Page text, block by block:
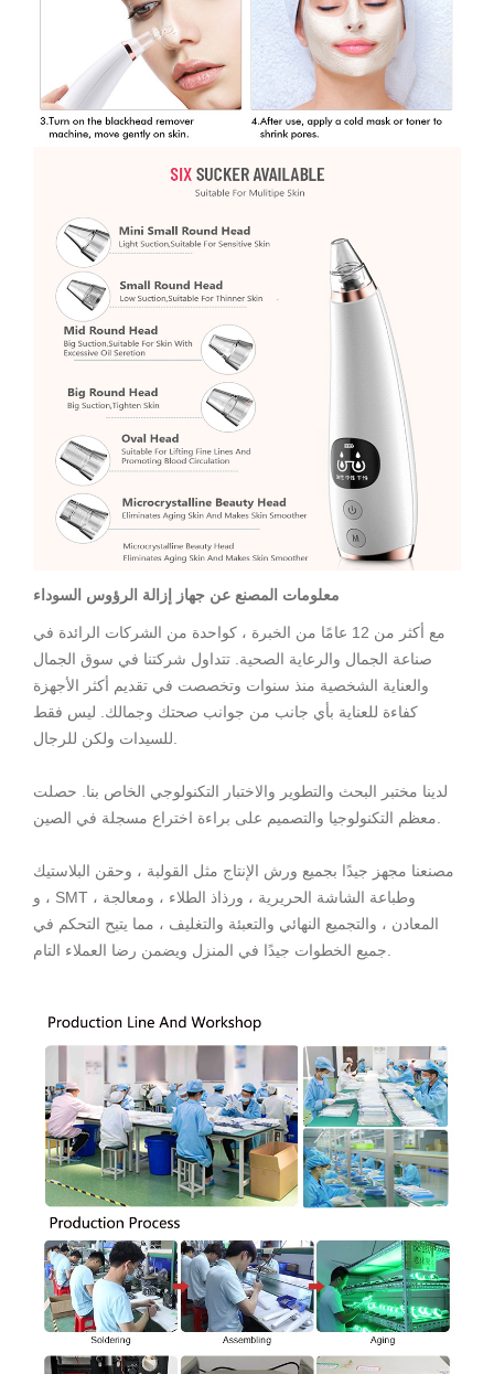
معلومات المصنع عن جهاز إزالة الرؤوس السوداء
مع أكثر من 12 عامًا من الخبرة ، كواحدة من الشركات الرائدة في
صناعة الجمال والرعاية الصحية. تتداول شركتنا في سوق الجمال
والعناية الشخصية منذ سنوات وتخصصت في تقديم أكثر الأجهزة
كفاءة للعناية بأي جانب من جوانب صحتك وجمالك. ليس فقط
للسيدات ولكن للرجال.
لدينا مختبر البحث والتطوير والاختبار التكنولوجي الخاص بنا. حصلت
معظم التكنولوجيا والتصميم على براءة اختراع مسجلة في الصين.
مصنعنا مجهز جيدًا بجميع ورش الإنتاج مثل القولبة ، وحقن البلاستيك
، و SMT ، وطباعة الشاشة الحريرية ، ورذاذ الطلاء ، ومعالجة
المعادن ، والتجميع النهائي والتعبئة والتغليف ، مما يتيح التحكم في
جميع الخطوات جيدًا في المنزل ويضمن رضا العملاء التام.